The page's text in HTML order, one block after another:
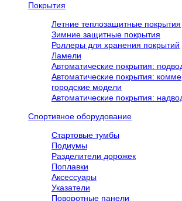
Покрытия
Летние теплозащитные покрытия
Зимние защитные покрытия
Роллеры для хранения покрытий
Ламели
Автоматические покрытия:
Автоматические покрытия:
городские модели
Автоматические покрытия:
Спортивное оборудование
Стартовые тумбы
Подиумы
Разделители дорожек
Поплавки
Аксессуары
Указатели
Поворотные панели